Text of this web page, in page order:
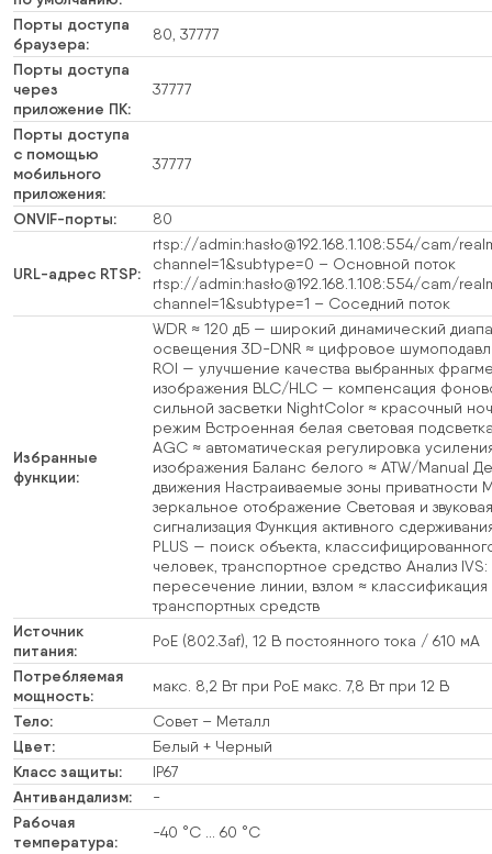
Порты доступа
браузера:
80, 37777
Порты доступа
через
приложение ПК:
37777
Порты доступа
с помощью
мобильного
приложения:
37777
ONVIF-порты: 80
URL-адрес RTSP:
rtsp://admin:hasło@192.168.1.108:554/cam/
channel=1&subtype=0 – Основной поток
rtsp://admin:hasło@192.168.1.108:554/cam/
channel=1&subtype=1 – Соседний поток
Избранные
функции:
WDR ≈ 120 дБ — широкий динамический
освещения 3D-DNR ≈ цифровое
ROI — улучшение качества выбранных
изображения BLC/HLC — компенсация
сильной засветки NightColor ≈ красочный
режим Встроенная белая световая
AGC ≈ автоматическая регулировка
изображения Баланс белого ≈ ATW/Manual
движения Настраиваемые зоны приватности
зеркальное отображение Световая и звуковая
сигнализация Функция активного
PLUS — поиск объекта,
человек, транспортное средство Анализ IVS:
пересечение линии, взлом ≈ классификация
транспортных средств
Источник
питания:
PoE (802.3af), 12 В постоянного тока / 610 мА
Потребляемая
мощность:
макс. 8,2 Вт при PoE макс. 7,8 Вт при 12 В
Тело: Совет – Металл
Цвет: Белый + Черный
Класс защиты: IP67
Антивандализм: -
Рабочая
температура:
-40 °C … 60 °C